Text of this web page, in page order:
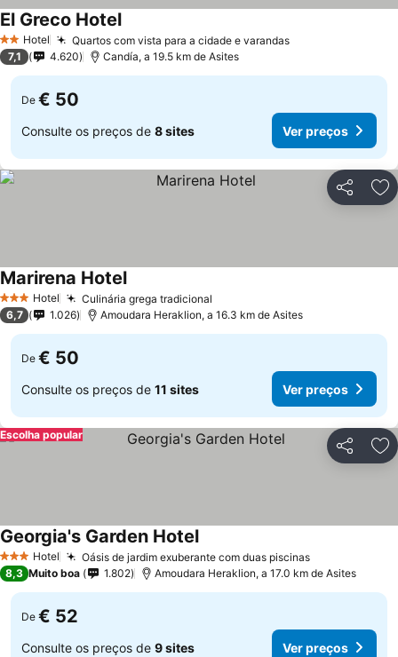
2 Estrelas
Hotel Quartos com vista para a cidade e varandas
El Greco Hotel
7,1 4.620 Candía, a 19.5 km de Asites
De € 50
Consulte os preços de 8 sites Ver preços
Partilhar
3 EstrelasHotel Culinária grega tradicional
Marirena Hotel
6,7 1.026 Amoudara Heraklion, a 16.3 km de Asites
De € 50
Consulte os preços de 11 sites Ver preços
Partilhar
Escolha popular
3 EstrelasHotel Oásis de jardim exuberante com duas piscinas
Georgia's Garden Hotel
8,3 Muito boa 1.802 Amoudara Heraklion, a 17.0 km de Asites
De € 52
Consulte os preços de 9 sites Ver preços